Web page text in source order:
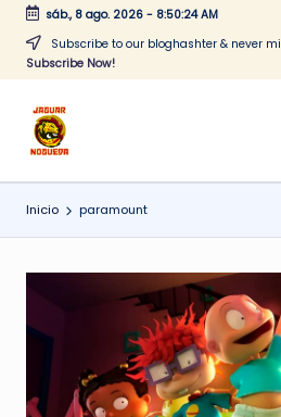
Saltar
sáb., 8 ago. 2026- 8:50:25 AM
Subscribe to our bloghashter & never
Subscribe Now!
J
a
g
r
o
CONTENIDO
Inicio paramount